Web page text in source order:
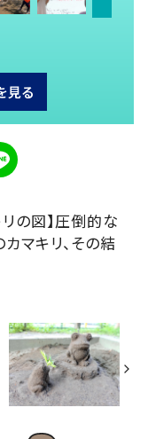
見る
の図】圧倒的な
マキリ、その結